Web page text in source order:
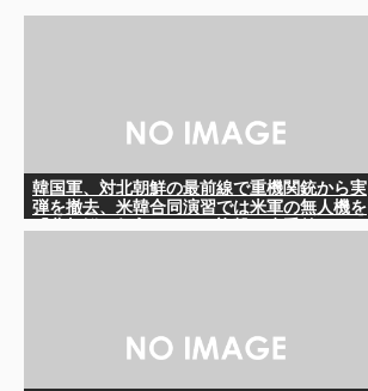
韓国軍、対北朝鮮の最前線で重機関銃から実
弾を撤去、米韓合同演習では米軍の無人機を